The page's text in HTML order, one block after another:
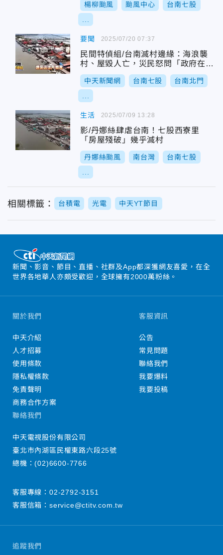
楊柳颱風 颱風中心 台南七股
要聞
民間特偵組/台南滅村邊緣：海浪襲
村、屋毀人亡，災民怒問「政府在
哪？」
中天新聞網 台南七股 台南北門
2025/07/20 07:37
生活
影/丹娜絲肆虐台南！七股西寮里
「房屋殘破」幾乎滅村
丹娜絲颱風 南台灣 台南七股
2025/07/09 13:28
相關標籤： 台積電 光電 中天YT節目
新聞、影音、節目、直播、社群及App都深獲網友喜愛，在全
世界各地華人亦頗受歡迎，全球擁有2000萬粉絲。
追蹤我們
關於我們
中天介紹
人才招募
使用條款
隱私權條款
免責聲明
商務合作方案
客服資訊
公告
常見問題
聯絡我們
我要爆料
我要投稿
聯絡我們
中天電視股份有限公司
臺北市內湖區民權東路六段25號
總機：(02)6600-7766
客服專線： 02-2792-3151
客服信箱： service@ctitv.com.tw